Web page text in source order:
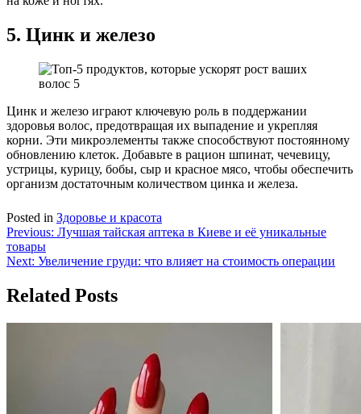
5. Цинк и железо
Цинк и железо играют ключевую роль в поддержании
здоровья волос, предотвращая их выпадение и укрепляя
корни. Эти микроэлементы также способствуют постоянному
обновлению клеток. Добавьте в рацион шпинат, чечевицу,
устрицы, курицу, бобы, сыр и красное мясо, чтобы обеспечить
организм достаточным количеством цинка и железа.
Posted in Здоровье и красота
Навигация
по
Previous: Лучшая тайская аптека в Киеве и её уникальные
товары
Next: Увеличение груди: что влияет на стоимость операции
Related Posts